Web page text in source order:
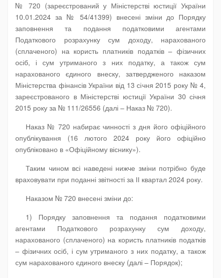
№ 720 (зареєстрований у Міністерстві юстиції України
10.01.2024 за № 54/41399) внесені зміни до Порядку
заповнення та подання податковими агентами
Податкового розрахунку сум доходу, нарахованого
(сплаченого) на користь платників податків – фізичних
осіб, і сум утриманого з них податку, а також сум
нарахованого єдиного внеску, затвердженого наказом
Міністерства фінансів України від 13 січня 2015 року № 4,
зареєстрованого в Міністерстві юстиції України 30 січня
2015 року за № 111/26556 (далі – Наказ № 720).
Наказ № 720 набирає чинності з дня його офіційного
опублікування (16 лютого 2024 року його офіційно
опубліковано в «Офіційному віснику»).
Таким чином всі наведені нижче зміни потрібно буде
враховувати при поданні звітності за ІІ квартал 2024 року.
Наказом № 720 внесені зміни до:
1) Порядку заповнення та подання податковими
агентами Податкового розрахунку сум доходу,
нарахованого (сплаченого) на користь платників податків
– фізичних осіб, і сум утриманого з них податку, а також
сум нарахованого єдиного внеску (далі – Порядок);